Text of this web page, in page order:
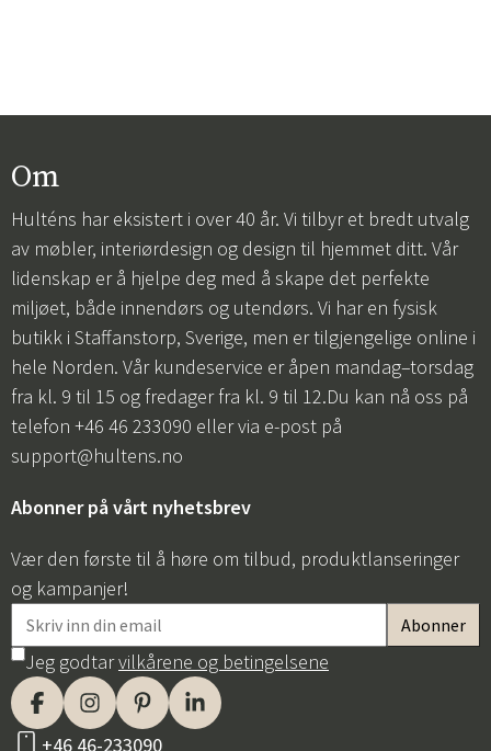
Om
Hulténs har eksistert i over 40 år. Vi tilbyr et bredt utvalg
av møbler, interiørdesign og design til hjemmet ditt. Vår
lidenskap er å hjelpe deg med å skape det perfekte
miljøet, både innendørs og utendørs. Vi har en fysisk
butikk i Staffanstorp, Sverige, men er tilgjengelige online i
hele Norden. Vår kundeservice er åpen mandag–torsdag
fra kl. 9 til 15 og fredager fra kl. 9 til 12.Du kan nå oss på
telefon +46 46 233090 eller via e-post på
support@hultens.no
Abonner på vårt nyhetsbrev
Vær den første til å høre om tilbud, produktlanseringer
og kampanjer!
Jeg godtarvilkårene og betingelsene
+46 46-233090